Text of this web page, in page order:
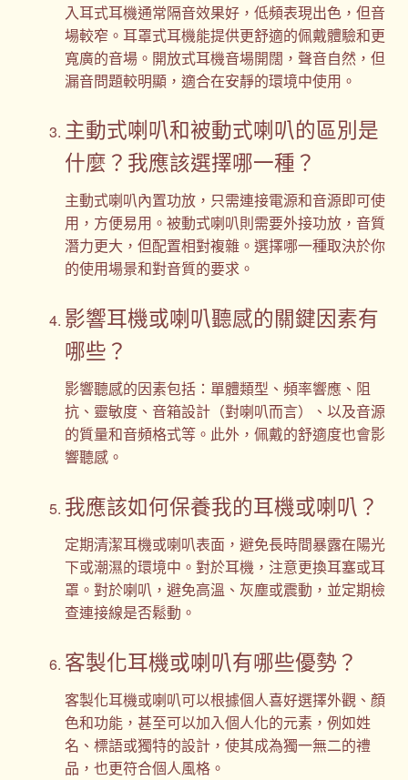
入耳式耳機通常隔音效果好，低頻表現出色，但音
場較窄。耳罩式耳機能提供更舒適的佩戴體驗和更
寬廣的音場。開放式耳機音場開闊，聲音自然，但
漏音問題較明顯，適合在安靜的環境中使用。
主動式喇叭和被動式喇叭的區別是
什麼？我應該選擇哪一種？
主動式喇叭內置功放，只需連接電源和音源即可使
用，方便易用。被動式喇叭則需要外接功放，音質
潛力更大，但配置相對複雜。選擇哪一種取決於你
的使用場景和對音質的要求。
影響耳機或喇叭聽感的關鍵因素有
哪些？
影響聽感的因素包括：單體類型、頻率響應、阻
抗、靈敏度、音箱設計（對喇叭而言）、以及音源
的質量和音頻格式等。此外，佩戴的舒適度也會影
響聽感。
我應該如何保養我的耳機或喇叭？
定期清潔耳機或喇叭表面，避免長時間暴露在陽光
下或潮濕的環境中。對於耳機，注意更換耳塞或耳
罩。對於喇叭，避免高溫、灰塵或震動，並定期檢
查連接線是否鬆動。
客製化耳機或喇叭有哪些優勢？
客製化耳機或喇叭可以根據個人喜好選擇外觀、顏
色和功能，甚至可以加入個人化的元素，例如姓
名、標語或獨特的設計，使其成為獨一無二的禮
品，也更符合個人風格。